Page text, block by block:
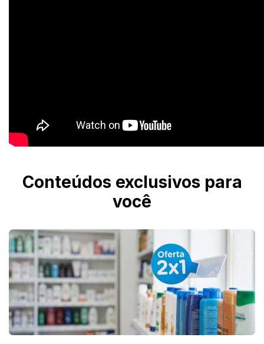
Conteúdos exclusivos para
você